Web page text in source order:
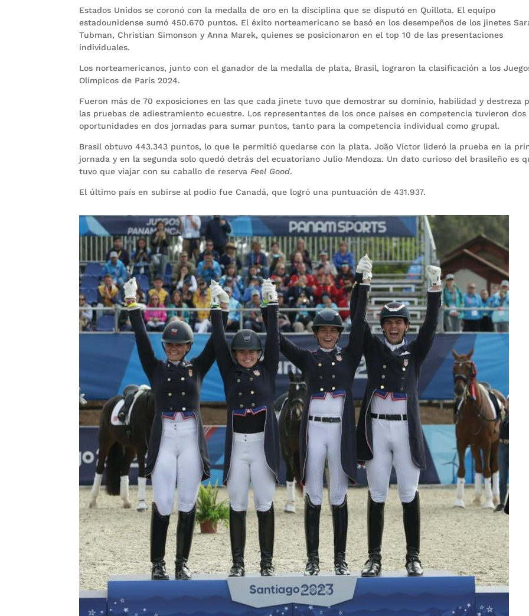
Estados Unidos se coronó con la medalla de oro en la disciplina que se disputó en Quillota. El equipo
estadounidense sumó 450.670 puntos. El éxito norteamericano se basó en los desempeños de los jinetes
Tubman, Christian Simonson y Anna Marek, quienes se posicionaron en el top 10 de las presentaciones
individuales.
Los norteamericanos, junto con el ganador de la medalla de plata, Brasil, lograron la clasificación a los
Olímpicos de París 2024.
Fueron más de 70 exposiciones en las que cada jinete tuvo que demostrar su dominio, habilidad y destreza
las pruebas de adiestramiento ecuestre. Los representantes de los once países en competencia tuvieron dos
oportunidades en dos jornadas para sumar puntos, tanto para la competencia individual como grupal.
Brasil obtuvo 443.343 puntos, lo que le permitió quedarse con la plata. João Víctor lideró la prueba en la
jornada y en la segunda solo quedó detrás del ecuatoriano Julio Mendoza. Un dato curioso del brasileño es
tuvo que viajar con su caballo de reserva Feel Good.
El último país en subirse al podio fue Canadá, que logró una puntuación de 431.937.